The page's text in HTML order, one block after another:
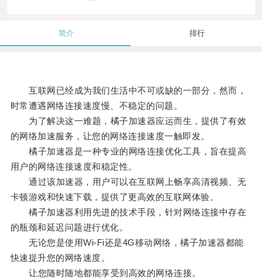
简介 排行
互联网已经成为我们生活中不可或缺的一部分，然而，
时常遭遇网络连接速度慢、不稳定的问题。
为了解决这一难题，橘子加速器应运而生，提供了有效
的网络加速服务，让您的网络连接速度一触即发。
橘子加速器是一种专业的网络连接优化工具，旨在提高
用户的网络连接速度和稳定性。
通过该加速器，用户可以在互联网上畅享高清视频、无
卡顿游戏和快速下载，提供了更高效的互联网体验。
橘子加速器利用先进的技术手段，针对网络连接中存在
的瓶颈和延迟问题进行优化。
无论您是使用Wi-Fi还是4G移动网络，橘子加速器都能
快速提升您的网络速度。
让您随时随地都能享受到高效的网络连接。